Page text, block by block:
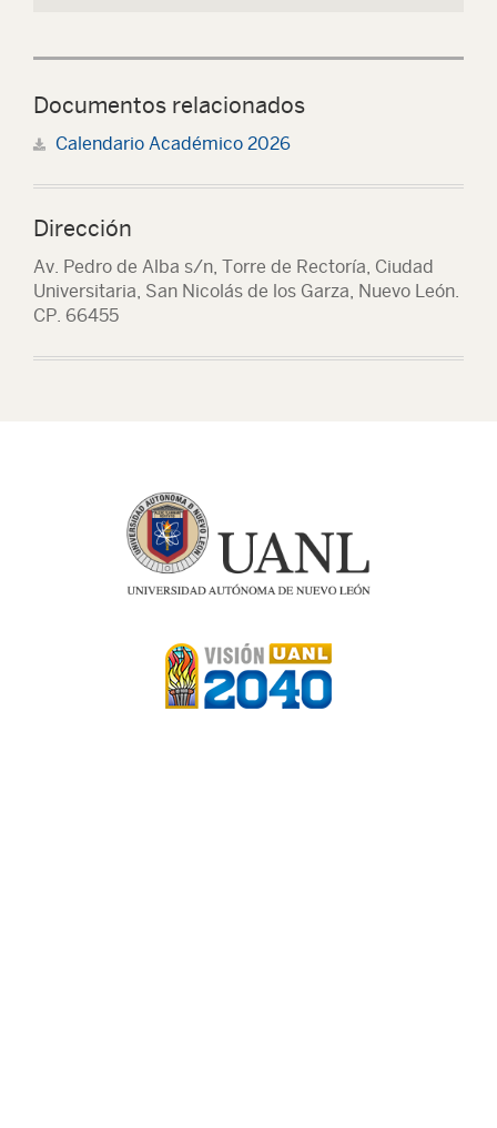
Documentos relacionados
Calendario Académico 2026
Dirección
Av. Pedro de Alba s/n, Torre de Rectoría, Ciudad
Universitaria, San Nicolás de los Garza, Nuevo León.
CP. 66455